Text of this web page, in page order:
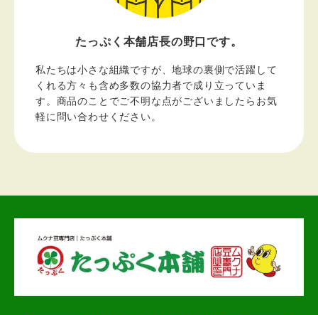
たっぷく本舗店長の野口です。
私たちは小さな組織ですが、地球の裏側で活躍して
くれる方々も含め多数の協力者で成り立っていま
す。商品のことでご不明な点がございましたらお気
軽に問い合わせください。